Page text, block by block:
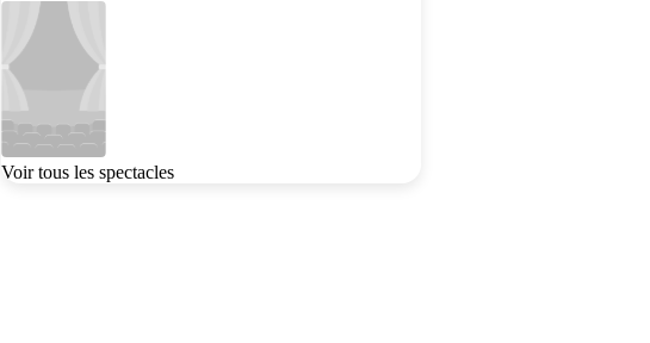
Voir tous les spectacles